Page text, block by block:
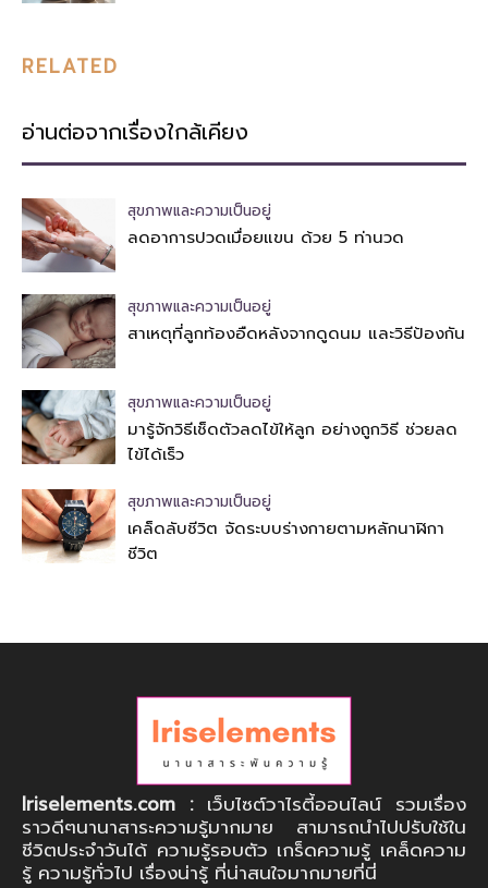
RELATED
อ่านต่อจากเรื่องใกล้เคียง
สุขภาพและความเป็นอยู่
ลดอาการปวดเมื่อยแขน ด้วย 5 ท่านวด
สุขภาพและความเป็นอยู่
สาเหตุที่ลูกท้องอืดหลังจากดูดนม และวิธีป้องกัน
สุขภาพและความเป็นอยู่
มารู้จักวิธีเช็ดตัวลดไข้ให้ลูก อย่างถูกวิธี ช่วยลด
ไข้ได้เร็ว
สุขภาพและความเป็นอยู่
เคล็ดลับชีวิต จัดระบบร่างกายตามหลักนาฬิกา
ชีวิต
Iriselements.com : เว็บไซต์วาไรตี้ออนไลน์ รวมเรื่อง
ราวดีๆนานาสาระความรู้มากมาย สามารถนำไปปรับใช้ใน
ชีวิตประจำวันได้ ความรู้รอบตัว เกร็ดความรู้ เคล็ดความ
รู้ ความรู้ทั่วไป เรื่องน่ารู้ ที่น่าสนใจมากมายที่นี่